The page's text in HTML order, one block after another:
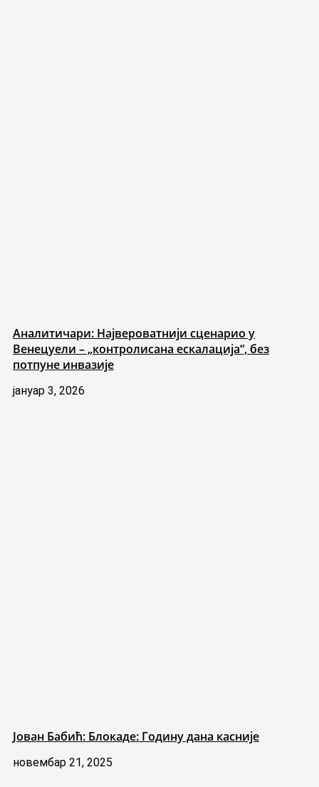
Аналитичари: Највероватнији сценарио у
Венецуели – „контролисана ескалација“, без
потпуне инвазије
јануар 3, 2026
Јован Бабић: Блокаде: Годину дана касније
новембар 21, 2025